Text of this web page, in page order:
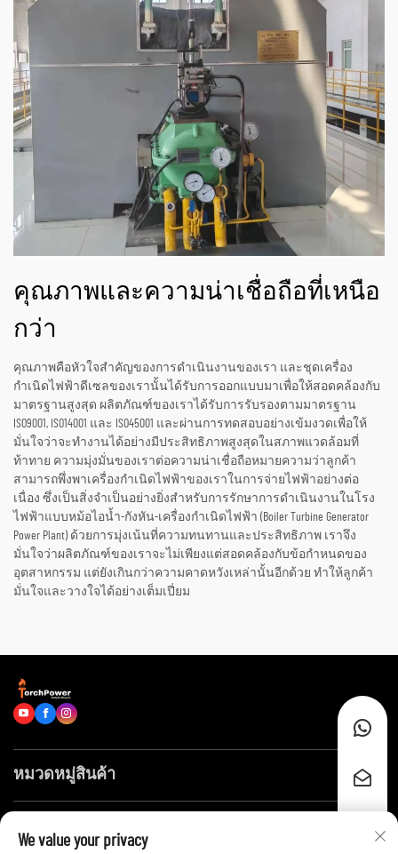
คุณภาพและความน่าเชื่อถือที่เหนือ
กว่า
คุณภาพคือหัวใจสำคัญของการดำเนินงานของเรา และชุดเครื่อง
กำเนิดไฟฟ้าดีเซลของเรานั้นได้รับการออกแบบมาเพื่อให้สอดคล้องกับ
มาตรฐานสูงสุด ผลิตภัณฑ์ของเราได้รับการรับรองตามมาตรฐาน
ISO9001, ISO14001 และ ISO45001 และผ่านการทดสอบอย่างเข้มงวดเพื่อให้
มั่นใจว่าจะทำงานได้อย่างมีประสิทธิภาพสูงสุดในสภาพแวดล้อมที่
ท้าทาย ความมุ่งมั่นของเราต่อความน่าเชื่อถือหมายความว่าลูกค้า
สามารถพึ่งพาเครื่องกำเนิดไฟฟ้าของเราในการจ่ายไฟฟ้าอย่างต่อ
เนื่อง ซึ่งเป็นสิ่งจำเป็นอย่างยิ่งสำหรับการรักษาการดำเนินงานในโรง
ไฟฟ้าแบบหม้อไอน้ำ-กังหัน-เครื่องกำเนิดไฟฟ้า (Boiler Turbine Generator
Power Plant) ด้วยการมุ่งเน้นที่ความทนทานและประสิทธิภาพ เราจึง
มั่นใจว่าผลิตภัณฑ์ของเราจะไม่เพียงแต่สอดคล้องกับข้อกำหนดของ
อุตสาหกรรม แต่ยังเกินกว่าความคาดหวังเหล่านั้นอีกด้วย ทำให้ลูกค้า
มั่นใจและวางใจได้อย่างเต็มเปี่ยม
หมวดหมู่สินค้า
We value your privacy